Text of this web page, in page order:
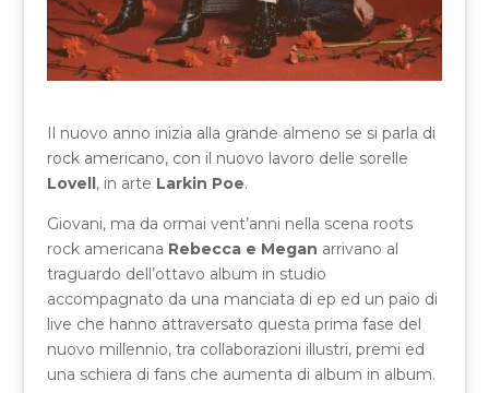
Il nuovo anno inizia alla grande almeno se si parla di
rock americano, con il nuovo lavoro delle sorelle
Lovell, in arte Larkin Poe.
Giovani, ma da ormai vent’anni nella scena roots
rock americana Rebecca e Megan arrivano al
traguardo dell’ottavo album in studio
accompagnato da una manciata di ep ed un paio di
live che hanno attraversato questa prima fase del
nuovo millennio, tra collaborazioni illustri, premi ed
una schiera di fans che aumenta di album in album.